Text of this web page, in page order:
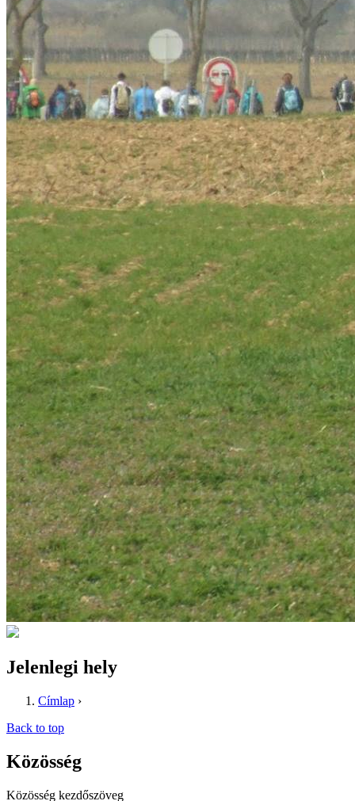
Jelenlegi hely
Címlap ›
Back to top
Közösség
Közösség kezdőszöveg